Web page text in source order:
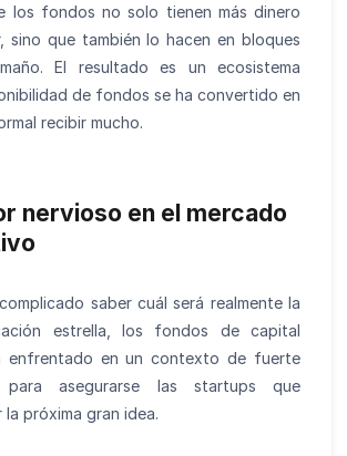
los fondos no solo tienen más dinero
sino que también lo hacen en bloques
El resultado es un ecosistema
de fondos se ha convertido en
recibir mucho.
nervioso en el mercado
saber cuál será realmente la
estrella, los fondos de capital
enfrentado en un contexto de fuerte
para asegurarse las startups que
próxima gran idea.